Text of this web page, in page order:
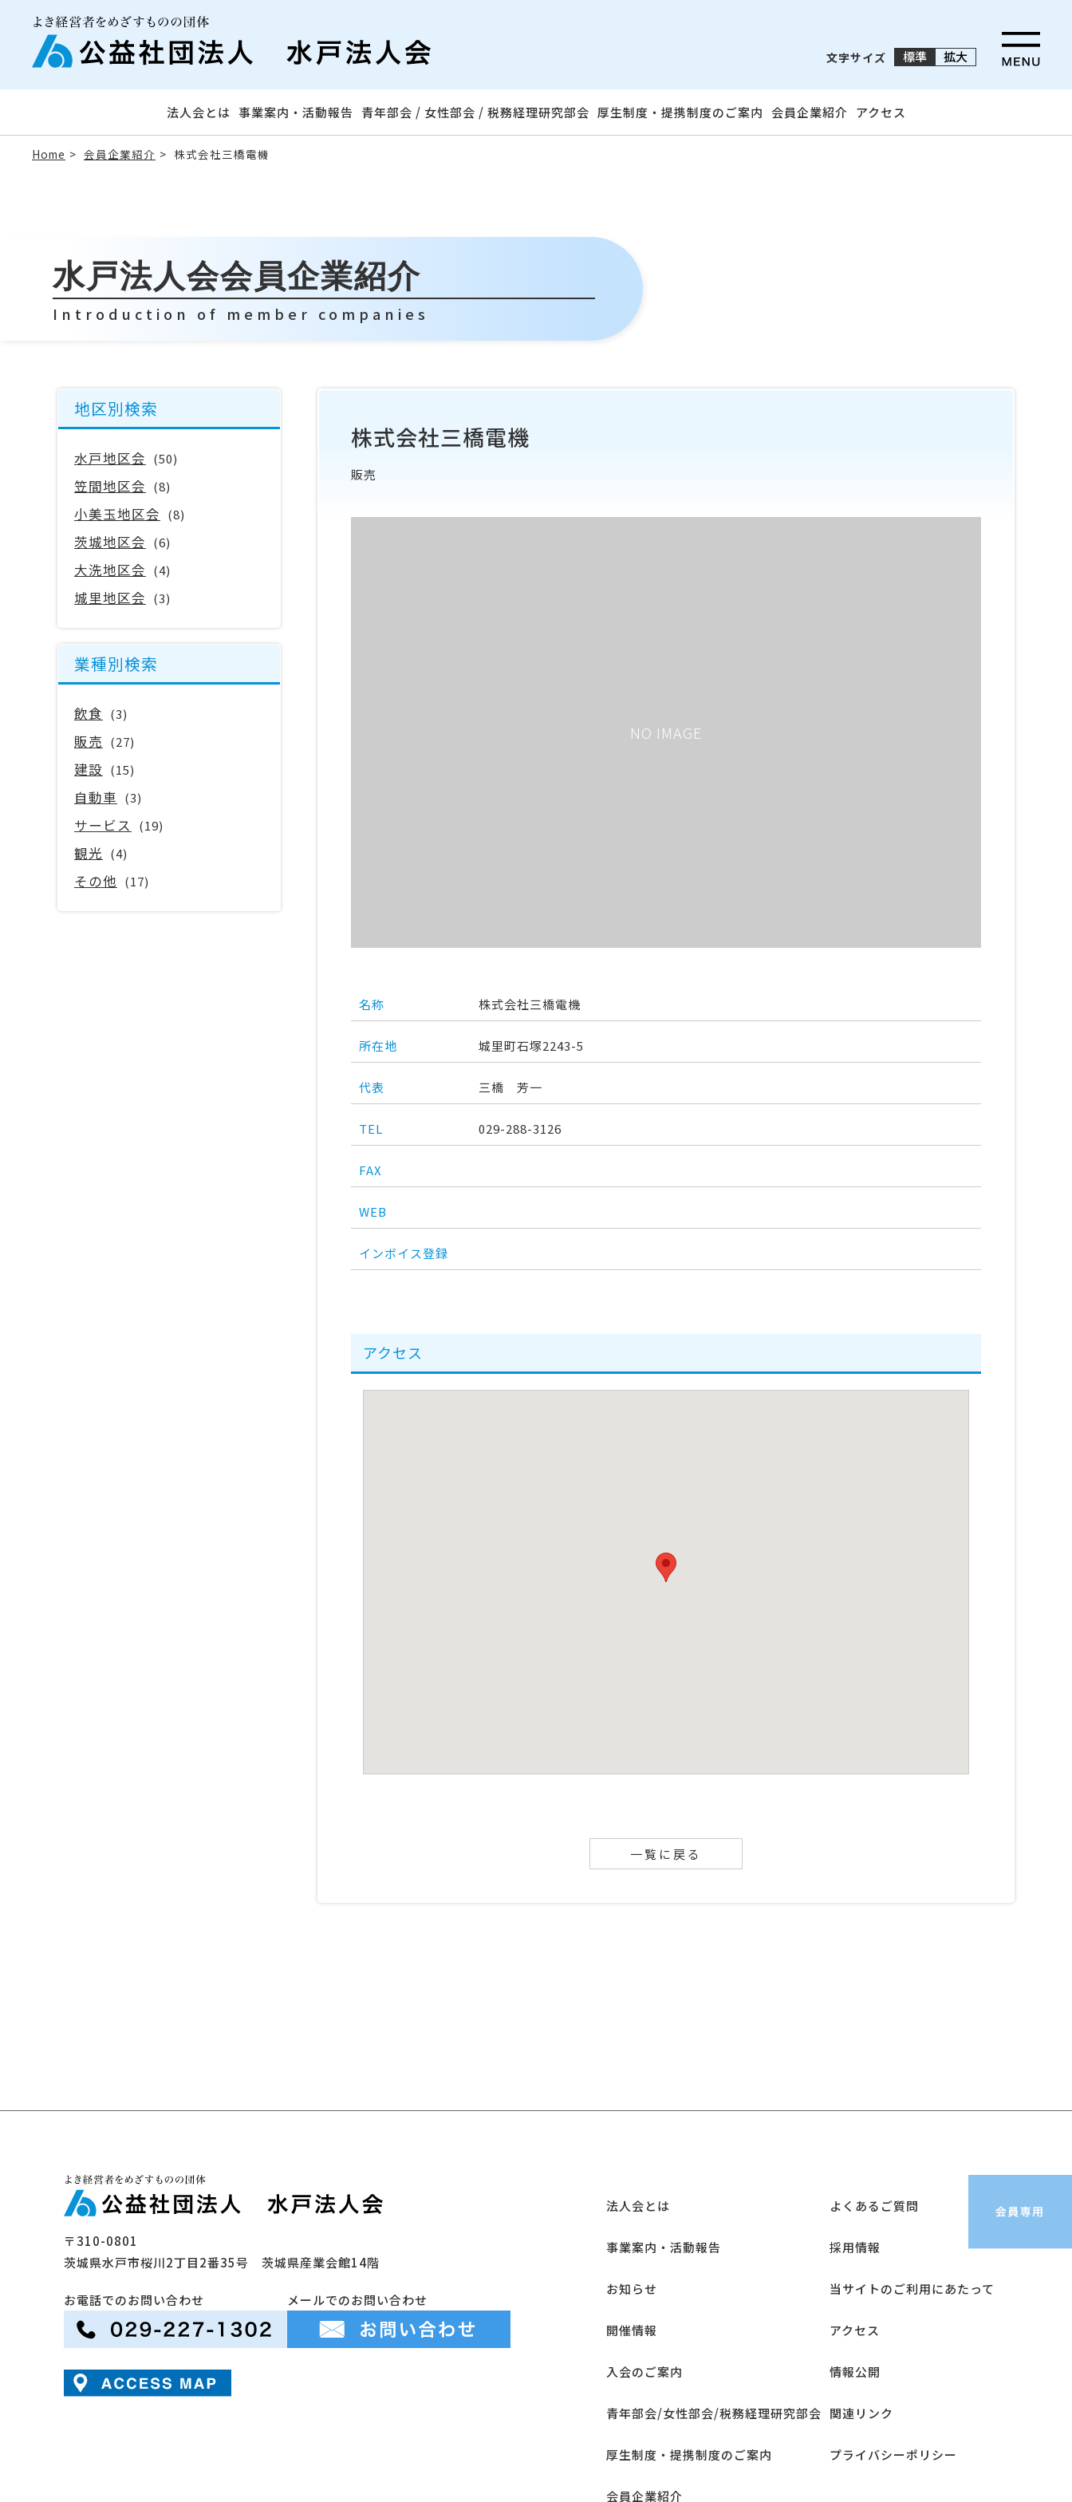
文字サイズ 標準 拡大
法人会とは 事業案内・活動報告 青年部会 / 女性部会 / 税務経理研究部会 厚生制度・提携制度のご案内 会員企業紹介 アクセス
Home 会員企業紹介 株式会社三橋電機
水戸法人会会員企業紹介
Introduction of member companies
地区別検索
水戸地区会 (50)
笠間地区会 (8)
小美玉地区会 (8)
茨城地区会 (6)
大洗地区会 (4)
城里地区会 (3)
業種別検索
飲食 (3)
販売 (27)
建設 (15)
自動車 (3)
サービス (19)
観光 (4)
その他 (17)
株式会社三橋電機
販売
NO IMAGE
名称 株式会社三橋電機
所在地 城里町石塚2243-5
代表 三橋 芳一
TEL 029-288-3126
FAX
WEB
インボイス登録
アクセス
一覧に戻る
〒310-0801
茨城県水戸市桜川2丁目2番35号 茨城県産業会館14階
お電話でのお問い合わせ メールでのお問い合わせ
法人会とは
事業案内・活動報告
お知らせ
開催情報
入会のご案内
青年部会/女性部会/税務経理研究部会
厚生制度・提携制度のご案内
会員企業紹介
よくあるご質問
採用情報
当サイトのご利用にあたって
アクセス
情報公開
関連リンク
プライバシーポリシー